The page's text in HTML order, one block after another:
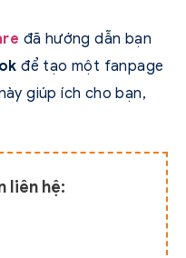
đã hướng dẫn bạn
để tạo một fanpage
giúp ích cho bạn,
liên hệ: